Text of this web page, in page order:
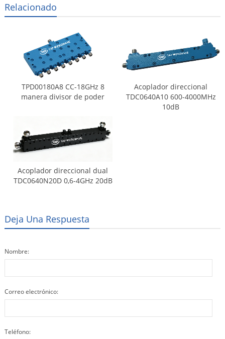
Relacionado
TPD00180A8 CC-18GHz 8
manera divisor de poder
Acoplador direccional
TDC0640A10 600-4000MHz
10dB
Acoplador direccional dual
TDC0640N20D 0,6-4GHz 20dB
Deja Una Respuesta
Nombre:
Correo electrónico:
Teléfono: